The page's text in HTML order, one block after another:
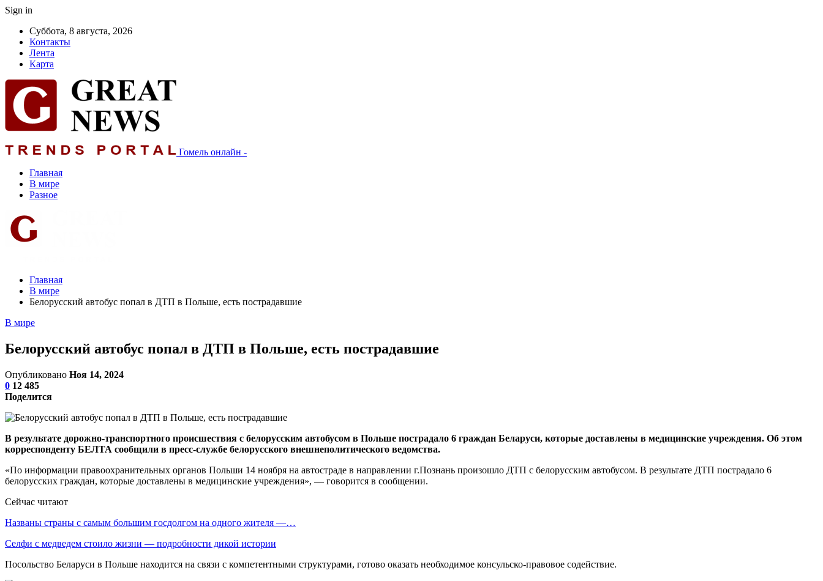
Sign in
Суббота, 8 августа, 2026
Контакты
Лента
Карта
Гомель онлайн -
Главная
В мире
Разное
Главная
В мире
Белорусский автобус попал в ДТП в Польше, есть пострадавшие
В мире
Белорусский автобус попал в ДТП в Польше, есть пострадавшие
Опубликовано Ноя 14, 2024
0 12 485
Поделится
В результате дорожно-транспортного происшествия с белорусским автобусом в Польше пострадало 6 граждан Беларуси, которые доставлены в медицинские учреждения. Об этом
корреспонденту БЕЛТА сообщили в пресс-службе белорусского внешнеполитического ведомства.
«По информации правоохранительных органов Польши 14 ноября на автостраде в направлении г.Познань произошло ДТП с белорусским автобусом. В результате ДТП пострадало 6
белорусских граждан, которые доставлены в медицинские учреждения», — говорится в сообщении.
Сейчас читают
Названы страны с самым большим госдолгом на одного жителя —…
Селфи с медведем стоило жизни — подробности дикой истории
Посольство Беларуси в Польше находится на связи с компетентными структурами, готово оказать необходимое консульско-правовое содействие.